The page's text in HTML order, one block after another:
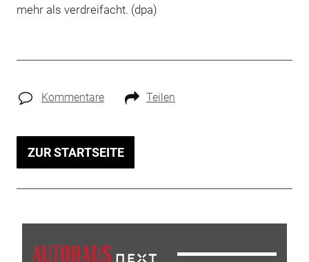
mehr als verdreifacht. (dpa)
Kommentare Teilen
ZUR STARTSEITE